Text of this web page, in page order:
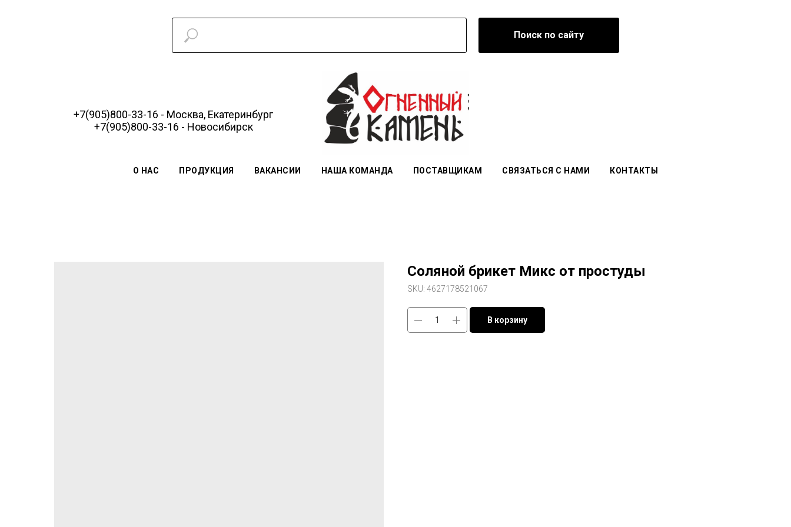
Поиск по сайту
+7(905)800-33-16 - Москва, Екатеринбург
+7(905)800-33-16 - Новосибирск
О НАС ПРОДУКЦИЯ ВАКАНСИИ НАША КОМАНДА ПОСТАВЩИКАМ СВЯЗАТЬСЯ С НАМИ КОНТАКТЫ
Соляной брикет Микс от простуды
SKU: 4627178521067
В корзину